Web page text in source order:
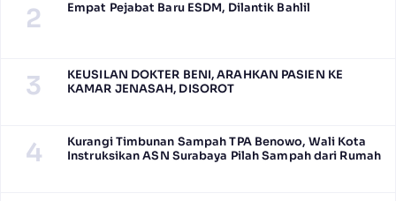
2 Empat Pejabat Baru ESDM, Dilantik Bahlil
3
KEUSILAN DOKTER BENI, ARAHKAN PASIEN KE
KAMAR JENASAH, DISOROT
4
Kurangi Timbunan Sampah TPA Benowo, Wali Kota
Instruksikan ASN Surabaya Pilah Sampah dari Rumah